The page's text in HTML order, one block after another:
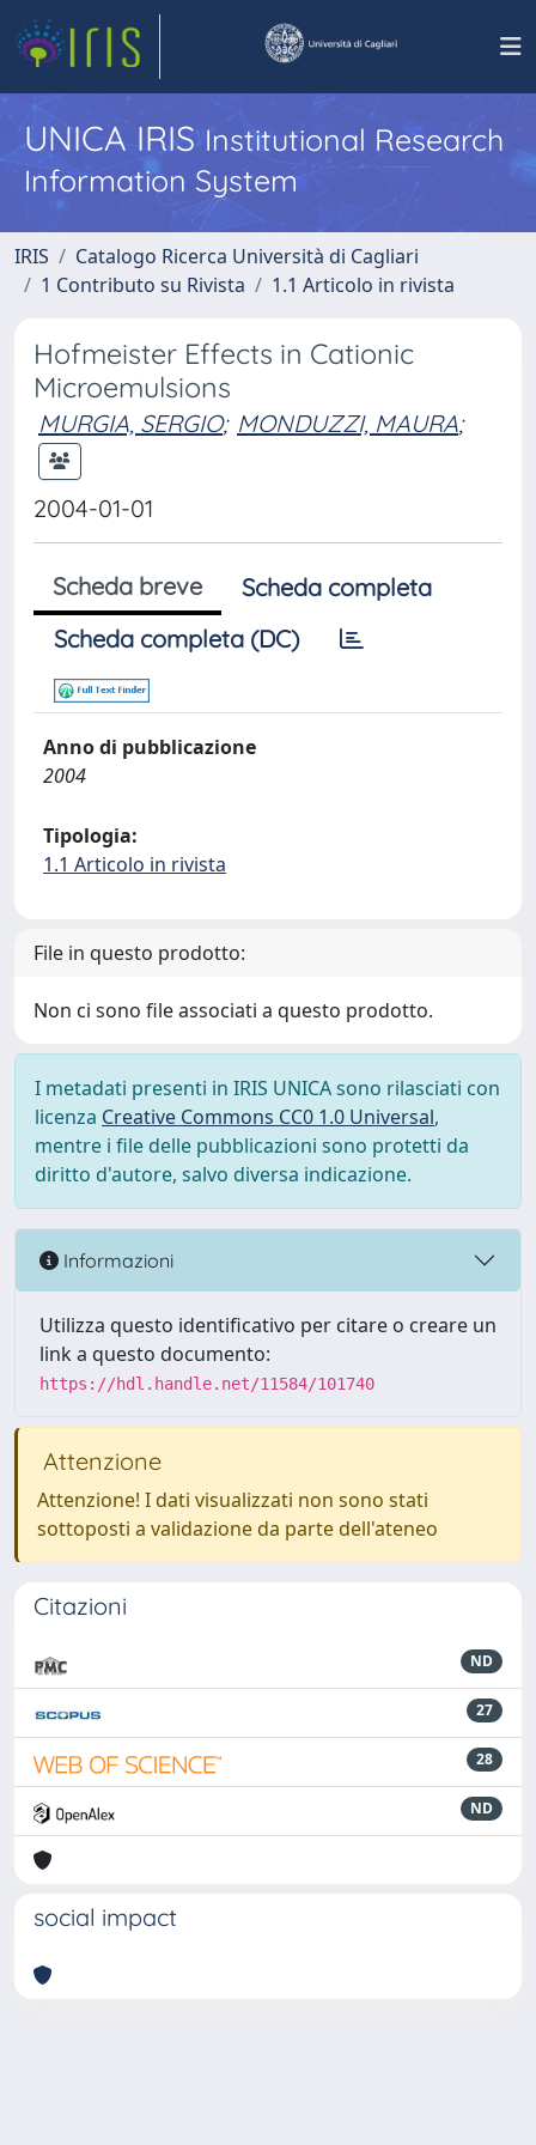
UNICA IRISInstitutional Research
Information System
IRIS
Catalogo Ricerca Università di Cagliari
1 Contributo su Rivista
1.1 Articolo in rivista
Hofmeister Effects in Cationic
Microemulsions
MURGIA, SERGIO; MONDUZZI, MAURA;
2004-01-01
Scheda breve
Scheda completa
Scheda completa (DC)
Anno di pubblicazione
2004
Tipologia:
1.1 Articolo in rivista
File in questo prodotto:
Non ci sono file associati a questo prodotto.
I metadati presenti in IRIS UNICA sono rilasciati con
licenza Creative Commons CC0 1.0 Universal,
mentre i file delle pubblicazioni sono protetti da
diritto d'autore, salvo diversa indicazione.
Informazioni
Utilizza questo identificativo per citare o creare un
link a questo documento:
https://hdl.handle.net/11584/101740
Attenzione
Attenzione! I dati visualizzati non sono stati
sottoposti a validazione da parte dell'ateneo
Citazioni
ND
27
28
ND
social impact